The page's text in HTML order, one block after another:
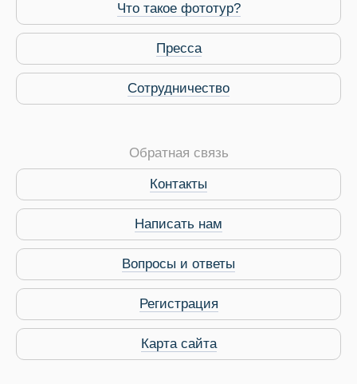
Что такое фототур?
Пресса
Сотрудничество
Обратная связь
Контакты
Написать нам
Вопросы и ответы
Регистрация
Карта сайта